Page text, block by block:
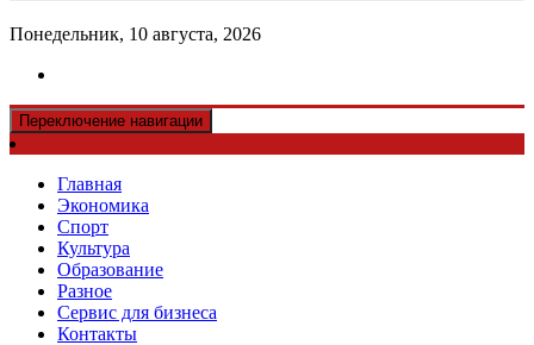
Понедельник, 10 августа, 2026
Переключение навигации
Главная
Экономика
Спорт
Культура
Образование
Разное
Сервис для бизнеса
Контакты